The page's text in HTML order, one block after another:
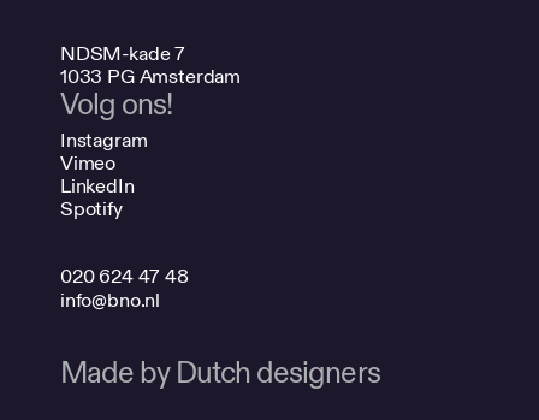
NDSM-kade 7
1033 PG Amsterdam
Volg ons!
Instagram
Vimeo
LinkedIn
Spotify
020 624 47 48
info@bno.nl
Made by Dutch designers